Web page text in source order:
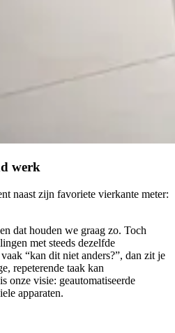
werk
naast zijn favoriete vierkante meter:
dat houden we graag zo. Toch
met steeds dezelfde
“kan dit niet anders?”, dan zit je
repeterende taak kan
onze visie: geautomatiseerde
apparaten.